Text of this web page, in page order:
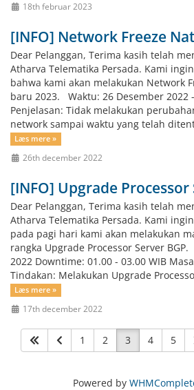
18th februar 2023
[INFO] Network Freeze
Dear Pelanggan, Terima kasih telah
Atharva Telematika Persada. Kami
bahwa kami akan melakukan Network
baru 2023. Waktu: 26 Desember 2022
Penjelasan: Tidak melakukan
network sampai waktu yang telah
Læs mere »
26th december 2022
[INFO] Upgrade Processor
Dear Pelanggan, Terima kasih telah
Atharva Telematika Persada. Kami
pada pagi hari kami akan melakukan
rangka Upgrade Processor Server
2022 Downtime: 01.00 - 03.00 WIB
Tindakan: Melakukan Upgrade
Læs mere »
17th december 2022
1 2 3 4 5
Powered by